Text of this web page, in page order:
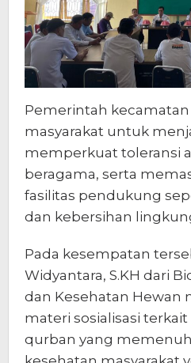
Pemerintah
masyarakat untuk
memperkuat toleransi
beragama, serta
fasilitas pendukung
dan kebersihan
Pada kesempatan
Widyantara, S.KH dari
dan Kesehatan Hewan
materi sosialisasi
qurban yang